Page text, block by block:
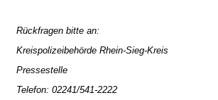
Rückfragen bitte an:
Kreispolizeibehörde Rhein-Sieg-Kreis
Pressestelle
Telefon: 02241/541-2222